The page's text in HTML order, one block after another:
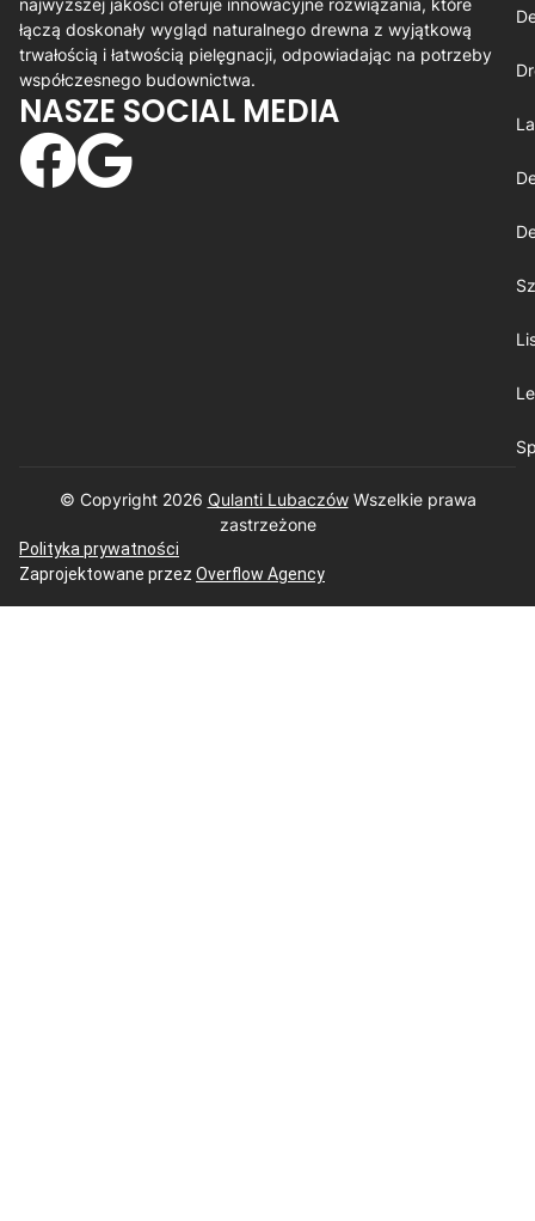
łączą doskonały wygląd naturalnego drewna z wyjątkową
trwałością i łatwością pielęgnacji, odpowiadając na potrzeby
współczesnego budownictwa.
NASZE SOCIAL MEDIA
© Copyright 2026 Qulanti Lubaczów​ Wszelkie prawa
zastrzeżone
Polityka prywatności
Zaprojektowane przez Overflow Agency